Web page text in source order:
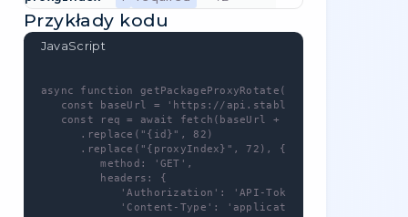
Ta metoda wymaga autoryzacji!
Możesz skorzystać z własnego klucza API,
Ta metoda - wymaga uprawnień -
packages.set-note
Tworząc token API w swoim
sterowania, możesz wybrać określone
uprawnienia (np. uniemożliwić tokenowi